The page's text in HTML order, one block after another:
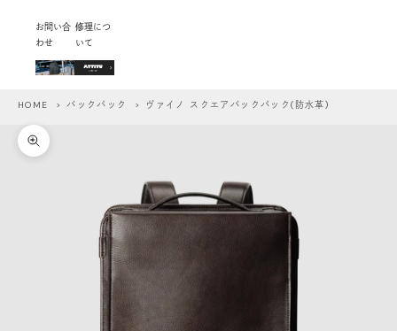
お問い合
わせ
修理につ
いて
HOME >バックパック > ヴァイノ スクエアバックパック(防水革)
ズームイン